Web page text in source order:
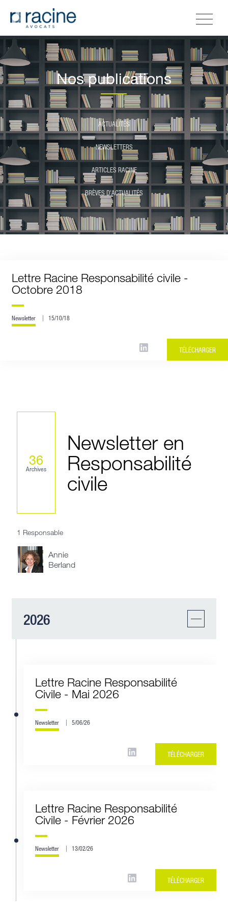
Nos publications
ACTUALITÉS
NEWSLETTERS
ARTICLES RACINE
BRÈVES D'ACTUALITÉS
Lettre Racine Responsabilité civile -
Octobre 2018
Newsletter 15/10/18
TÉLÉCHARGER
36
Archives
Newsletter en
Responsabilité
civile
1 Responsable
Annie
Berland
2026
Lettre Racine Responsabilité
Civile - Mai 2026
Newsletter 5/06/26
TÉLÉCHARGER
Lettre Racine Responsabilité
Civile - Février 2026
Newsletter 13/02/26
TÉLÉCHARGER